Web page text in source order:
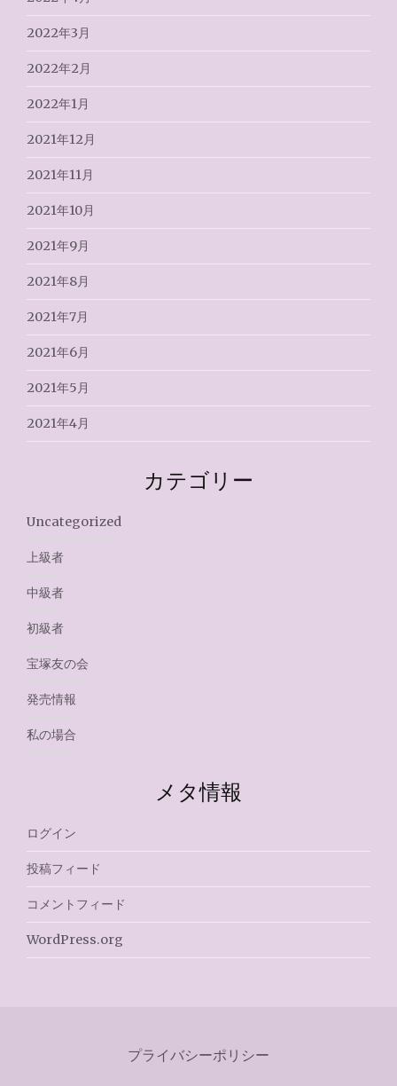
2022年3月
2022年2月
2022年1月
2021年12月
2021年11月
2021年10月
2021年9月
2021年8月
2021年7月
2021年6月
2021年5月
2021年4月
カテゴリー
Uncategorized
上級者
中級者
初級者
宝塚友の会
発売情報
私の場合
メタ情報
ログイン
投稿フィード
コメントフィード
WordPress.org
プライバシーポリシー